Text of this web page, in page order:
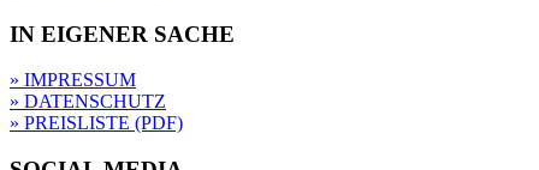
IN EIGENER SACHE
» IMPRESSUM
» DATENSCHUTZ
» PREISLISTE (PDF)